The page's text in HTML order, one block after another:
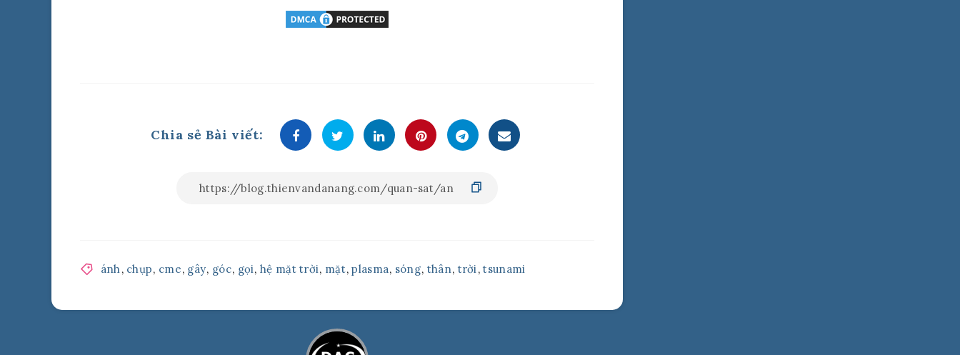
Chia sẻ Bài viết:
ánh , chụp, cme, gây, góc, gọi,hệ mặt trời, mặt,plasma, sóng, thân, trời ,tsunami